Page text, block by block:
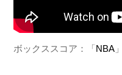
ボックススコア：「NBA 」